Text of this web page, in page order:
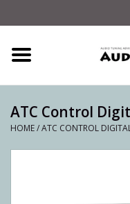
Tuning
ATC Control
HOME/ATC CONTROL